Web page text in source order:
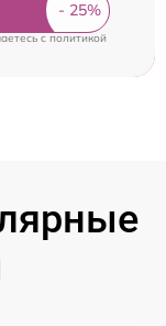
cполитикой